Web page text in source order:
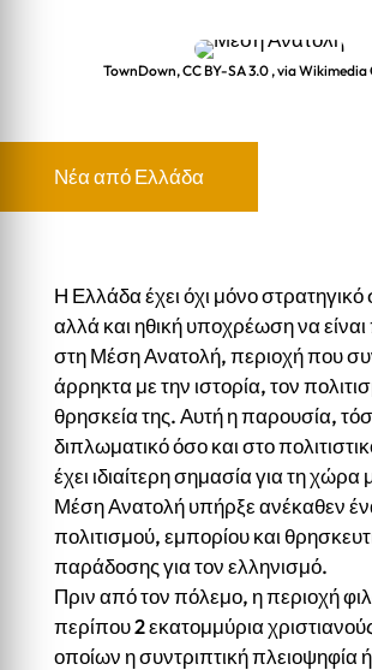
TownDown, CC BY-SA 3.0 , via Wikimedia
Νέα από Ελλάδα
Η Ελλάδα έχει όχι μόνο
αλλά και ηθική υποχρέωση να
στη Μέση Ανατολή, περιοχή που
άρρηκτα με την ιστορία, τον
θρησκεία της. Αυτή η παρουσία,
διπλωματικό όσο και στο
έχει ιδιαίτερη σημασία για τη
Μέση Ανατολή υπήρξε ανέκαθεν
πολιτισμού, εμπορίου και
παράδοσης για τον ελληνισμό.
Πριν από τον πόλεμο, η περιοχή
περίπου 2 εκατομμύρια
οποίων η συντριπτική πλειοψηφία